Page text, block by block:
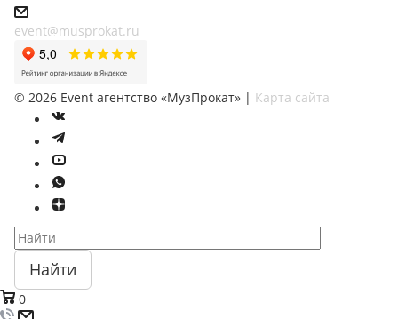
event@musprokat.ru
© 2026 Event агентство «МузПрокат» | Карта сайта
Найти
0